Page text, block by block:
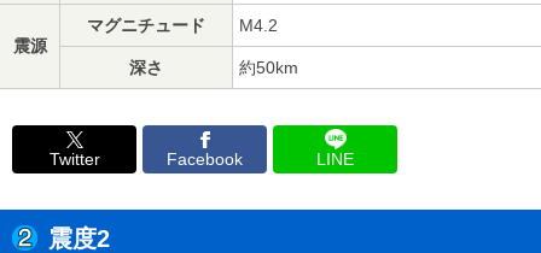
震源
マグニチュード M4.2
深さ 約50km
Twitter Facebook LINE
震度2